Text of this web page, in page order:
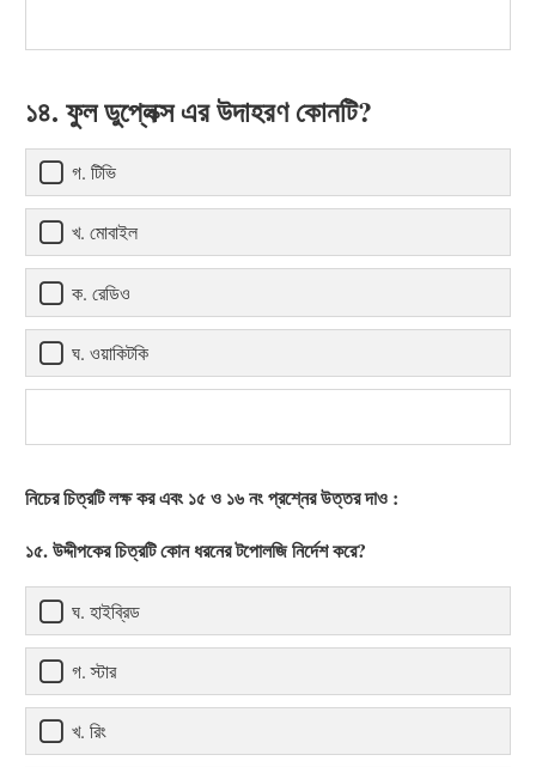
১৪. ফুল ডুপ্লেক্স এর উদাহরণ কোনটি?
গ. টিভি
খ. মোবাইল
ক. রেডিও
ঘ. ওয়াকিটকি
নিচের চিত্রটি লক্ষ কর এবং ১৫ ও ১৬ নং প্রশ্নের উত্তর দাও :
১৫. উদ্দীপকের চিত্রটি কোন ধরনের টপোলজি নির্দেশ করে?
ঘ. হাইব্রিড
গ. স্টার
খ. রিং